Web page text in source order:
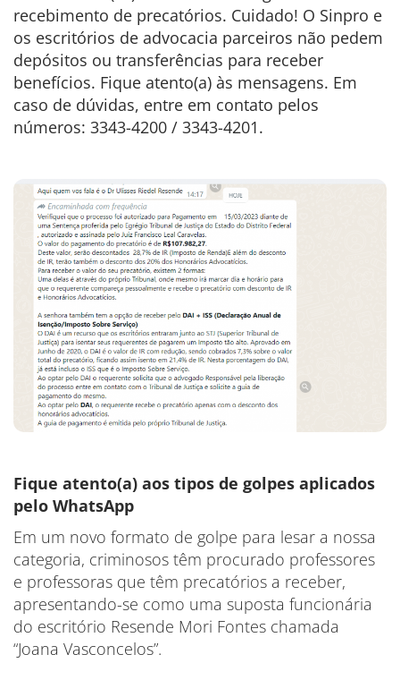
recebimento de precatórios. Cuidado! O Sinpro e
os escritórios de advocacia parceiros não pedem
depósitos ou transferências para receber
benefícios. Fique atento(a) às mensagens. Em
caso de dúvidas, entre em contato pelos
números: 3343-4200 / 3343-4201.
Fique atento(a) aos tipos de golpes aplicados
pelo WhatsApp
Em um novo formato de golpe para lesar a nossa
categoria, criminosos têm procurado professores
e professoras que têm precatórios a receber,
apresentando-se como uma suposta funcionária
do escritório Resende Mori Fontes chamada
“Joana Vasconcelos”.